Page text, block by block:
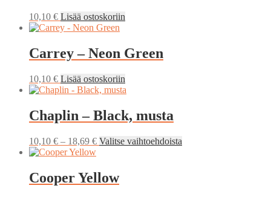
10,10 € Lisää ostoskoriin
Carrey – Neon Green
10,10 € Lisää ostoskoriin
Chaplin – Black, musta
10,10 € – 18,69 €Hintaluokka:
18,69 €
Valitse vaihtoehdoista
Cooper Yellow